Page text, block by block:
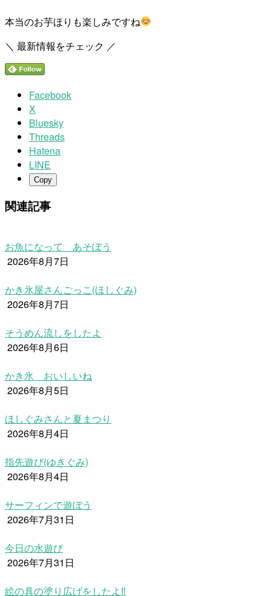
本当のお芋ほりも楽しみですね
＼ 最新情報をチェック ／
Facebook
X
Bluesky
Threads
Hatena
LINE
Copy
関連記事
お魚になって あそぼう
2026年8月7日
かき氷屋さんごっこ(ほしぐみ)
2026年8月7日
そうめん流しをしたよ
2026年8月6日
かき氷 おいしいね
2026年8月5日
ほしぐみさんと夏まつり
2026年8月4日
指先遊び(ゆきぐみ)
2026年8月4日
サーフィンで遊ぼう
2026年7月31日
今日の水遊び
2026年7月31日
絵の具の塗り広げをしたよ‼